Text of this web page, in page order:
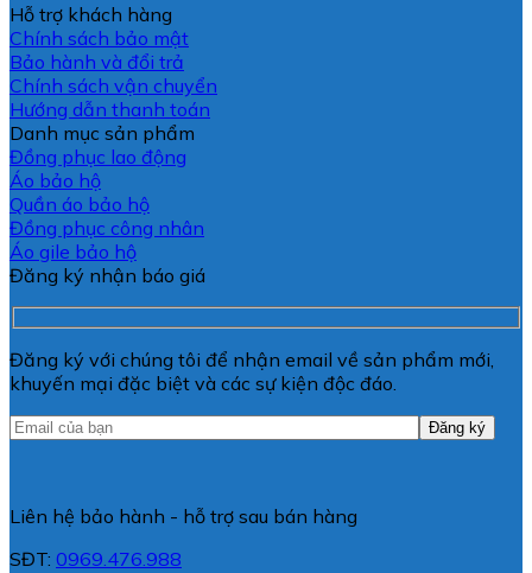
Hỗ trợ khách hàng
Chính sách bảo mật
Bảo hành và đổi trả
Chính sách vận chuyển
Hướng dẫn thanh toán
Danh mục sản phẩm
Đồng phục lao động
Áo bảo hộ
Quần áo bảo hộ
Đồng phục công nhân
Áo gile bảo hộ
Đăng ký nhận báo giá
Đăng ký với chúng tôi để nhận email về sản phẩm mới,
khuyến mại đặc biệt và các sự kiện độc đáo.
Liên hệ bảo hành - hỗ trợ sau bán hàng
SĐT: 0969.476.988